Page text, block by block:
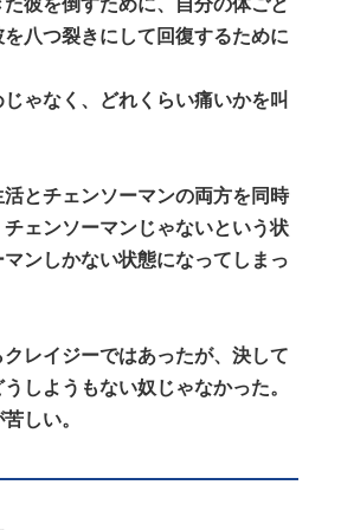
八つ裂きにして回復するために
ゃなく、どれくらい痛いかを叫
とチェンソーマンの両方を同時
ェンソーマンじゃないという状
ンしかない状態になってしまっ
レイジーではあったが、決して
しようもない奴じゃなかった。
しい。